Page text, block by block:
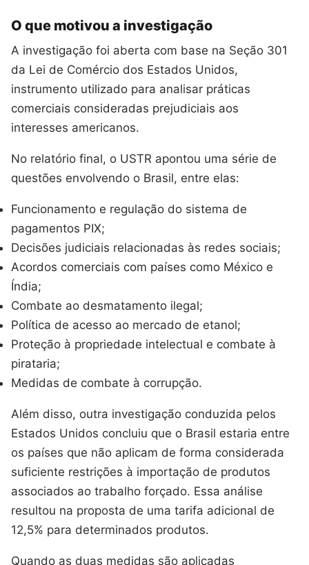
O que motivou a investigação
A investigação foi aberta com base na Seção 301
da Lei de Comércio dos Estados Unidos,
instrumento utilizado para analisar práticas
comerciais consideradas prejudiciais aos
interesses americanos.
No relatório final, o USTR apontou uma série de
questões envolvendo o Brasil, entre elas:
Funcionamento e regulação do sistema de
pagamentos PIX;
Decisões judiciais relacionadas às redes sociais;
Acordos comerciais com países como México e
Índia;
Combate ao desmatamento ilegal;
Política de acesso ao mercado de etanol;
Proteção à propriedade intelectual e combate à
pirataria;
Medidas de combate à corrupção.
Além disso, outra investigação conduzida pelos
Estados Unidos concluiu que o Brasil estaria entre
os países que não aplicam de forma considerada
suficiente restrições à importação de produtos
associados ao trabalho forçado. Essa análise
resultou na proposta de uma tarifa adicional de
12,5% para determinados produtos.
Quando as duas medidas são aplicadas